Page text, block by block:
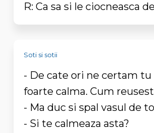
R: Ca sa si le ciocneasca
Soti si sotii
- De cate ori ne certam tu
foarte calma. Cum
- Ma duc si spal vasul de
- Si te calmeaza asta?